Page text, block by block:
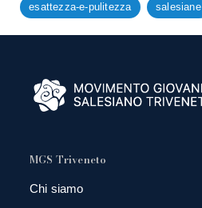
esattezza-e-pulitezza salesiane
MGS Triveneto
Chi siamo